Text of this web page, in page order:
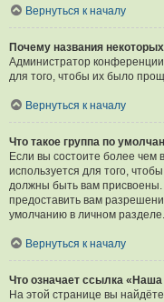
Вернуться к началу
Почему названия
Администратор конференции
для того, чтобы их было
Вернуться к началу
Что такое группа по
Если вы состоите более чем
используется для того,
должны быть вам
предоставить вам
умолчанию в личном разделе.
Вернуться к началу
Что означает ссылка
На этой странице вы